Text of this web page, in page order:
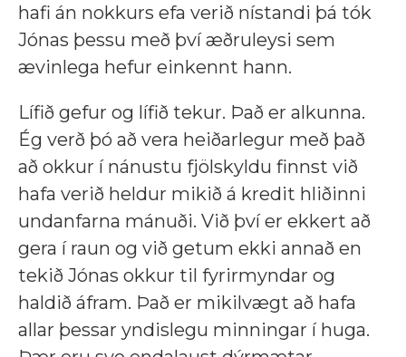
hafi án nokkurs efa verið nístandi þá tók
Jónas þessu með því æðruleysi sem
ævinlega hefur einkennt hann.
Lífið gefur og lífið tekur. Það er alkunna.
Ég verð þó að vera heiðarlegur með það
að okkur í nánustu fjölskyldu finnst við
hafa verið heldur mikið á kredit hliðinni
undanfarna mánuði. Við því er ekkert að
gera í raun og við getum ekki annað en
tekið Jónas okkur til fyrirmyndar og
haldið áfram. Það er mikilvægt að hafa
allar þessar yndislegu minningar í huga.